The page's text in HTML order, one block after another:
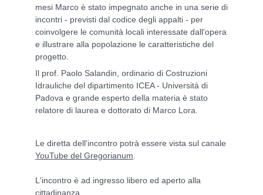
mesi Marco è stato impegnato anche in una serie di
incontri - previsti dal codice degli appalti - per
coinvolgere le comunità locali interessate dall'opera
e illustrare alla popolazione le caratteristiche del
progetto.
Il prof. Paolo Salandin, ordinario di Costruzioni
Idrauliche del dipartimento ICEA - Università di
Padova e grande esperto della materia è stato
relatore di laurea e dottorato di Marco Lora.
Le diretta dell'incontro potrà essere vista sul canale
YouTube del Gregorianum
L'incontro è ad ingresso libero ed aperto alla
cittadinanza.